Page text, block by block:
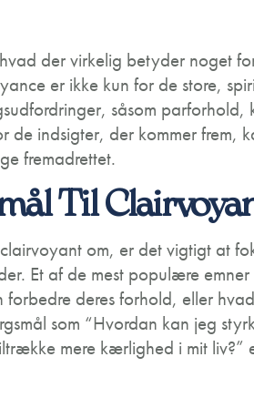
der virkelig betyder noget
er ikke kun for de store,
såsom parforhold,
indsigter, der kommer frem,
fremadrettet.
Til
om, er det vigtigt at
Et af de mest populære
deres forhold, eller
som “Hvordan kan jeg
mere kærlighed i mit liv?”